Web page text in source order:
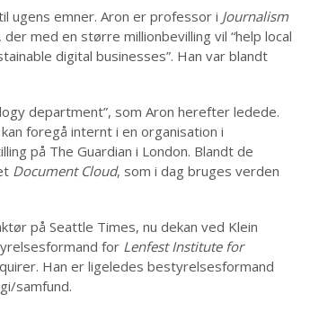
ugens emner. Aron er professor i Journalism
med en større millionbevilling vil “help local
digital businesses”. Han var blandt
department”, som Aron herefter ledede.
foregå internt i en organisation i
på The Guardian i London. Blandt de
Document Cloud, som i dag bruges verden
på Seattle Times, nu dekan ved Klein
for Lenfest Institute for
Han er ligeledes bestyrelsesformand
samfund.